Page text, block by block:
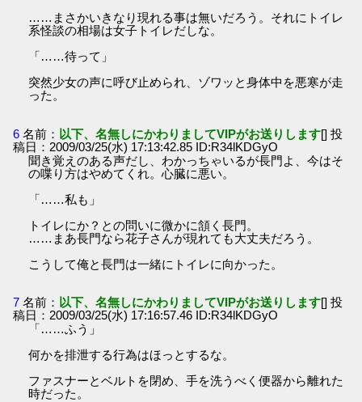
……まさかいきなり現れる事は無いだろう。それにトイレ
系怪談の相場は女子トイレだしな。
「……待って」
突然少女の声に呼び止められ、ゾワッと身体中を悪寒が走
った。
6 名前： 以下、名無しにかわりましてVIPがお送りします[] 投
稿日：2009/03/25(水) 17:13:42.85 ID:R34lKDGyO
聞き覚えのある声だし、わかっちゃいるが長門よ、今はそ
の喋り方はやめてくれ。心臓に悪い。
「……私も」
トイレにか？との問いに微かに頷く長門。
……まあ長門なら花子さんが現れても大丈夫だろう。
こうして俺と長門は一緒にトイレに向かった。
7 名前： 以下、名無しにかわりましてVIPがお送りします[] 投
稿日：2009/03/25(水) 17:16:57.46 ID:R34lKDGyO
「……ふう」
何かを排泄する行為はほっとするな。
ファスナーとベルトを閉め、手を洗うべく便器から離れた
時だった。